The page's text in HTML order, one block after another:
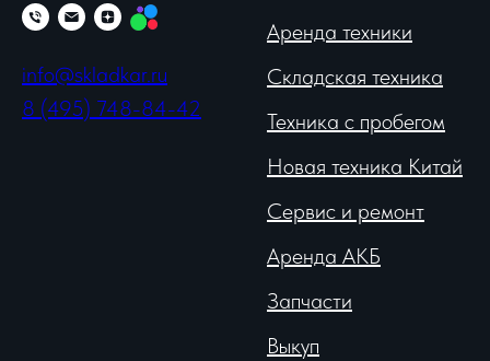
info@skladkar.ru
8 (495) 748-84-42
Аренда техники
Складская техника
Техника с пробегом
Новая техника Китай
Сервис и ремонт
Аренда АКБ
Запчасти
Выкуп